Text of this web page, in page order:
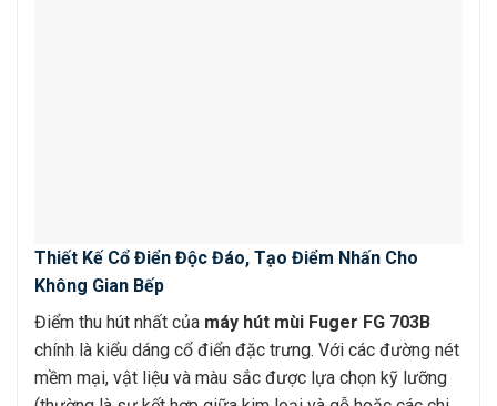
Thiết Kế Cổ Điển Độc Đáo, Tạo Điểm Nhấn Cho
Không Gian Bếp
Điểm thu hút nhất của máy hút mùi Fuger FG 703B
chính là kiểu dáng cổ điển đặc trưng. Với các đường nét
mềm mại, vật liệu và màu sắc được lựa chọn kỹ lưỡng